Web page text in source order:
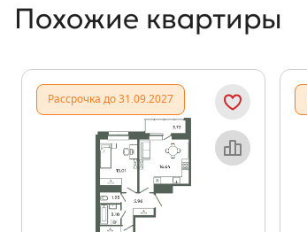
Похожие квартиры
Рассрочка до 31.09.2027
Объект месяца